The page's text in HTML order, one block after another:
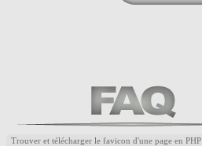
Trouver et télécharger le favicon d'une page en PHP